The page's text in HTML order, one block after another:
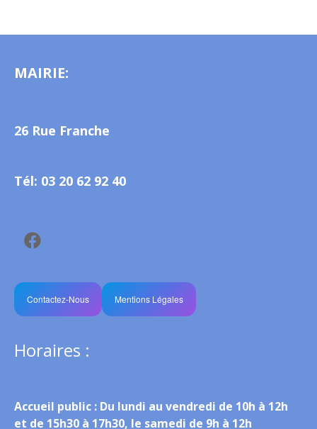
MAIRIE:
26 Rue Franche
Tél: 03 20 62 92 40
Contactez-Nous Mentions Légales
Horaires :
Accueil public : Du lundi au vendredi de 10h à 12h
et de 15h30 à 17h30, le samedi de 9h à 12h